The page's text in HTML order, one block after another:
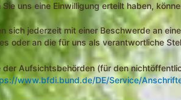
Sie uns eine Einwilligung erteilt haben,
sich jederzeit mit einer Beschwerde an
oder an die für uns als verantwortliche
der Aufsichtsbehörden (für den
www.bfdi.bund.de/DE/Service/